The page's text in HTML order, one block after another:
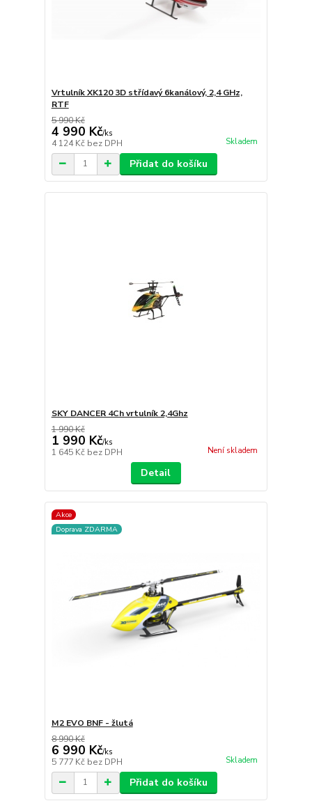
Vrtulník XK120 3D střídavý 6kanálový, 2,4 GHz,
RTF
5 990 Kč
4 990 Kč/ks
4 124 Kč bez DPH Skladem
Přidat do košíku
SKY DANCER 4Ch vrtulník 2,4Ghz
1 990 Kč
1 990 Kč/ks
1 645 Kč bez DPH Není skladem
Detail
Akce
Doprava ZDARMA
M2 EVO BNF - žlutá
8 990 Kč
6 990 Kč/ks
5 777 Kč bez DPH Skladem
Přidat do košíku